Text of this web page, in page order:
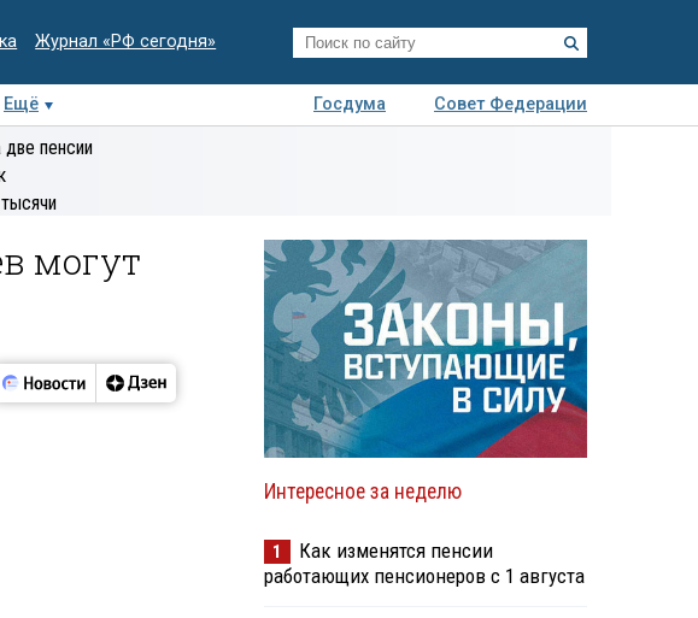
Журнал «РФ сегодня»
Ещё Госдума
Совет Федерации
Деловая
пенсии
могут
Интересное за неделю
1
Как изменятся пенсии
работающих пенсионеров с 1 августа